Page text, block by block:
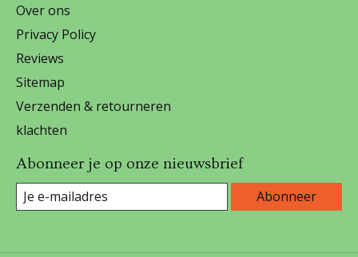
Over ons
Privacy Policy
Reviews
Sitemap
Verzenden & retourneren
klachten
Abonneer je op onze nieuwsbrief
Abonneer